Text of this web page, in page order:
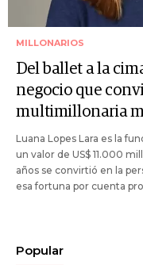
MILLONARIOS
Del ballet a la
negocio que
multimillonaria
Luana Lopes Lara es la
un valor de US$ 11.000
años se convirtió en la
esa fortuna por cuenta
Popular